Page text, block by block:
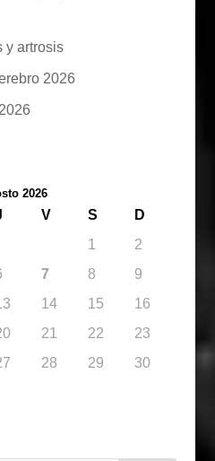
y artrosis
2026
2026
V S
D
1
2
7 8
9
14 15
16
21 22
23
28 29
30